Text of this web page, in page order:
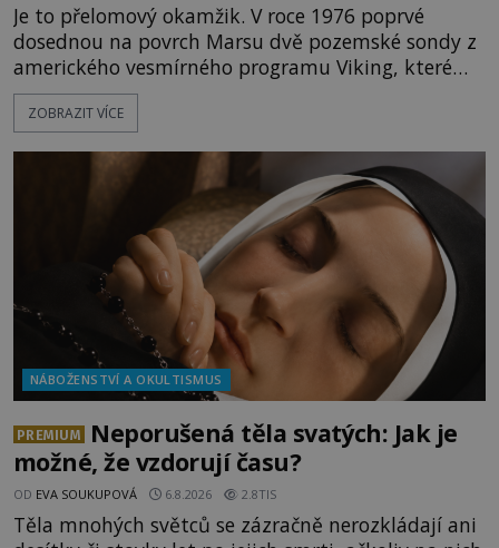
Je to přelomový okamžik. V roce 1976 poprvé
dosednou na povrch Marsu dvě pozemské sondy z
amerického vesmírného programu Viking, které
jsou schopny pořídit fotografie záhadami
opředené rudé planety. Viking 1 zde zaznamená
zvané Cydonie totiž zachytí podivný útvar
připomínající lidskou tvář. NASA (Národní úřad
ZOBRAZIT VÍCE
NÁBOŽENSTVÍ A OKULTISMUS
PREMIUM
Neporušená těla svatých: Jak je
možné, že vzdorují času?
OD EVA SOUKUPOVÁ 6.8.2026 2.8TIS
Těla mnohých světců se zázračně nerozkládají ani